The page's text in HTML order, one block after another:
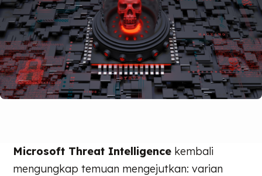
Microsoft Threat Intelligence kembali
mengungkap temuan mengejutkan: varian